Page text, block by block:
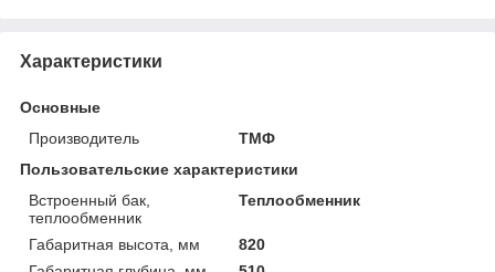
Характеристики
Основные
Производитель
ТМФ
Пользовательские характеристики
Встроенный бак,
теплообменник
Теплообменник
Габаритная высота, мм
820